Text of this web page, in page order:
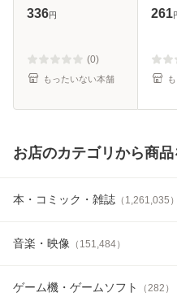
便送料無料】
336円
(0)
もったいない本舗
[文
261
お店のカテゴリから商
本・コミック・雑誌 （ 1,261,035 ）
音楽・映像 （ 151,484）
ゲーム機・ゲームソフト （282 ）